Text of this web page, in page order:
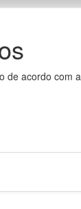
de acordo com